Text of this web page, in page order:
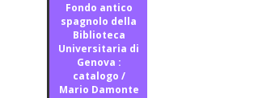
Fondo antico
spagnolo della
Biblioteca
Universitaria di
Genova :
catalogo /
Mario Damonte